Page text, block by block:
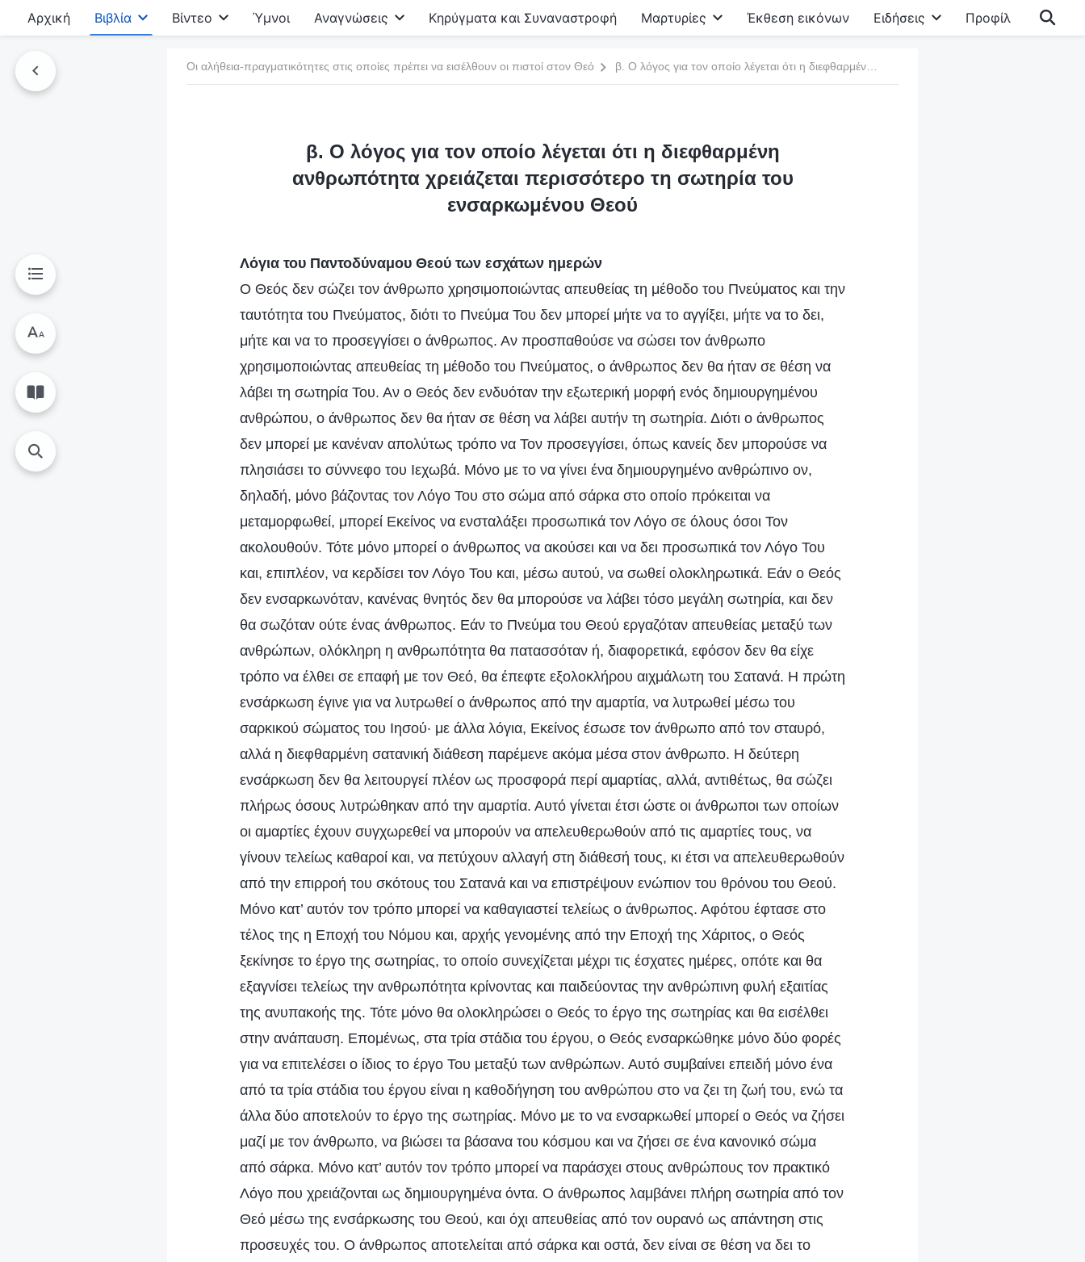
Αρχική Βιβλία Βίντεο Ύμνοι Αναγνώσεις Κηρύγματα και Συναναστροφή Μαρτυρίες Έκθεση εικόνων Ειδήσεις Προφίλ
Οι αλήθεια-πραγματικότητες στις οποίες πρέπει να εισέλθουν οι πιστοί στον Θεό
β. Ο λόγος για τον οποίο λέγεται ότι η διεφθαρμένη
ανθρωπότητα χρειάζεται περισσότερο τη σωτηρία του
ενσαρκωμένου Θεού
Λόγια του Παντοδύναμου Θεού των εσχάτων ημερών
Ο Θεός δεν σώζει τον άνθρωπο χρησιμοποιώντας απευθείας τη μέθοδο του Πνεύματος και την
ταυτότητα του Πνεύματος, διότι το Πνεύμα Του δεν μπορεί μήτε να το αγγίξει, μήτε να το δει,
μήτε και να το προσεγγίσει ο άνθρωπος. Αν προσπαθούσε να σώσει τον άνθρωπο
χρησιμοποιώντας απευθείας τη μέθοδο του Πνεύματος, ο άνθρωπος δεν θα ήταν σε θέση να
λάβει τη σωτηρία Του. Αν ο Θεός δεν ενδυόταν την εξωτερική μορφή ενός δημιουργημένου
ανθρώπου, ο άνθρωπος δεν θα ήταν σε θέση να λάβει αυτήν τη σωτηρία. Διότι ο άνθρωπος
δεν μπορεί με κανέναν απολύτως τρόπο να Τον προσεγγίσει, όπως κανείς δεν μπορούσε να
πλησιάσει το σύννεφο του Ιεχωβά. Μόνο με το να γίνει ένα δημιουργημένο ανθρώπινο ον,
δηλαδή, μόνο βάζοντας τον Λόγο Του στο σώμα από σάρκα στο οποίο πρόκειται να
μεταμορφωθεί, μπορεί Εκείνος να ενσταλάξει προσωπικά τον Λόγο σε όλους όσοι Τον
ακολουθούν. Τότε μόνο μπορεί ο άνθρωπος να ακούσει και να δει προσωπικά τον Λόγο Του
και, επιπλέον, να κερδίσει τον Λόγο Του και, μέσω αυτού, να σωθεί ολοκληρωτικά. Εάν ο Θεός
δεν ενσαρκωνόταν, κανένας θνητός δεν θα μπορούσε να λάβει τόσο μεγάλη σωτηρία, και δεν
θα σωζόταν ούτε ένας άνθρωπος. Εάν το Πνεύμα του Θεού εργαζόταν απευθείας μεταξύ των
ανθρώπων, ολόκληρη η ανθρωπότητα θα πατασσόταν ή, διαφορετικά, εφόσον δεν θα είχε
τρόπο να έλθει σε επαφή με τον Θεό, θα έπεφτε εξολοκλήρου αιχμάλωτη του Σατανά. Η πρώτη
ενσάρκωση έγινε για να λυτρωθεί ο άνθρωπος από την αμαρτία, να λυτρωθεί μέσω του
σαρκικού σώματος του Ιησού· με άλλα λόγια, Εκείνος έσωσε τον άνθρωπο από τον σταυρό,
αλλά η διεφθαρμένη σατανική διάθεση παρέμενε ακόμα μέσα στον άνθρωπο. Η δεύτερη
ενσάρκωση δεν θα λειτουργεί πλέον ως προσφορά περί αμαρτίας, αλλά, αντιθέτως, θα σώζει
πλήρως όσους λυτρώθηκαν από την αμαρτία. Αυτό γίνεται έτσι ώστε οι άνθρωποι των οποίων
οι αμαρτίες έχουν συγχωρεθεί να μπορούν να απελευθερωθούν από τις αμαρτίες τους, να
γίνουν τελείως καθαροί και, να πετύχουν αλλαγή στη διάθεσή τους, κι έτσι να απελευθερωθούν
από την επιρροή του σκότους του Σατανά και να επιστρέψουν ενώπιον του θρόνου του Θεού.
Μόνο κατ’ αυτόν τον τρόπο μπορεί να καθαγιαστεί τελείως ο άνθρωπος. Αφότου έφτασε στο
τέλος της η Εποχή του Νόμου και, αρχής γενομένης από την Εποχή της Χάριτος, ο Θεός
ξεκίνησε το έργο της σωτηρίας, το οποίο συνεχίζεται μέχρι τις έσχατες ημέρες, οπότε και θα
εξαγνίσει τελείως την ανθρωπότητα κρίνοντας και παιδεύοντας την ανθρώπινη φυλή εξαιτίας
της ανυπακοής της. Τότε μόνο θα ολοκληρώσει ο Θεός το έργο της σωτηρίας και θα εισέλθει
στην ανάπαυση. Επομένως, στα τρία στάδια του έργου, ο Θεός ενσαρκώθηκε μόνο δύο φορές
για να επιτελέσει ο ίδιος το έργο Του μεταξύ των ανθρώπων. Αυτό συμβαίνει επειδή μόνο ένα
από τα τρία στάδια του έργου είναι η καθοδήγηση του ανθρώπου στο να ζει τη ζωή του, ενώ τα
άλλα δύο αποτελούν το έργο της σωτηρίας. Μόνο με το να ενσαρκωθεί μπορεί ο Θεός να ζήσει
μαζί με τον άνθρωπο, να βιώσει τα βάσανα του κόσμου και να ζήσει σε ένα κανονικό σώμα
από σάρκα. Μόνο κατ’ αυτόν τον τρόπο μπορεί να παράσχει στους ανθρώπους τον πρακτικό
Λόγο που χρειάζονται ως δημιουργημένα όντα. Ο άνθρωπος λαμβάνει πλήρη σωτηρία από τον
Θεό μέσω της ενσάρκωσης του Θεού, και όχι απευθείας από τον ουρανό ως απάντηση στις
προσευχές του. Ο άνθρωπος αποτελείται από σάρκα και οστά, δεν είναι σε θέση να δει το